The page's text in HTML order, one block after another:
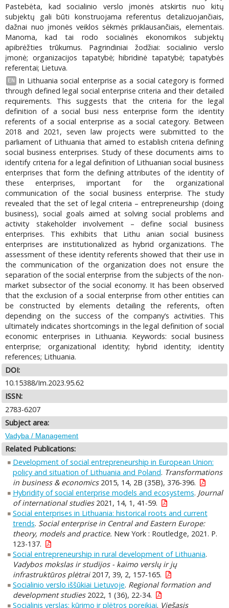
Pastebėta, kad socialinio verslo įmonės atskirtis nuo kitų
subjektų gali būti konstruojama referentus detalizuojančiais,
dažnai nuo įmonės veiklos sėkmės priklausančiais, elementais.
Manoma, kad tai rodo socialinės ekonomikos subjektų
apibrėžties trūkumus. Pagrindiniai žodžiai: socialinio verslo
įmonė; organizacijos tapatybė; hibridinė tapatybė; tapatybės
referentai; Lietuva.
EN
In Lithuania social enterprise as a social category is formed
through defined legal social enterprise criteria and their detailed
requirements. This suggests that the criteria for the legal
definition of a social busi ness enterprise form the identity
referents of a social enterprise as a social category. Between
2018 and 2021, seven law projects were submitted to the
parliament of Lithuania that aimed to establish criteria defining
social business enterprises. Study of these documents aims to
identify criteria for a legal definition of Lithuanian social business
enterprises that form the defining attributes of the identity of
these enterprises, important for the organizational
communication of the social business enterprise. The study
revealed that the set of legal criteria – entrepreneurship (doing
business), social goals aimed at solving social problems and
activity stakeholder involvement – define social business
enterprises. This exhibits that Lithu anian social business
enterprises are institutionalized as hybrid organizations. The
assessment of these identity referents showed that their use in
the communication of the organization does not ensure the
separation of the social enterprise from the subjects of the non-
market subsector of the social economy. It has been observed
that the exclusion of a social enterprise from other entities can
be constructed by elements detailing the referents, often
depending on the success of the company’s activities. This
ultimately indicates shortcomings in the legal definition of social
economic enterprises in Lithuania. Keywords: social business
enterprise; organizational identity; hybrid identity; identity
references; Lithuania.
DOI:
10.15388/Im.2023.95.62
ISSN:
2783-6207
Subject area:
Vadyba / Management
Related Publications:
Development of social entrepreneurship in European Union:
policy and situation of Lithuania and Poland. Transformations
in business & economics2015, 14, 2B (35B), 376-396.
Hybridity of social enterprise models and ecosystems. Journal
of international studies2021, 14, 1, 41-59.
Social enterprises in Lithuania: historical roots and current
trends. Social enterprise in Central and Eastern Europe:
theory, models and practice. New York : Routledge, 2021. P.
123-137.
Social entrepreneurship in rural development of Lithuania.
Vadybos mokslas ir studijos - kaimo verslų ir jų
infrastruktūros plėtrai2017, 39, 2, 157-165.
Socialinio verslo iššūkiai Lietuvoje. Regional formation and
development studies2022, 1 (36), 22-34.
Socialinis verslas: kūrimo ir plėtros poreikiai. Viešasis